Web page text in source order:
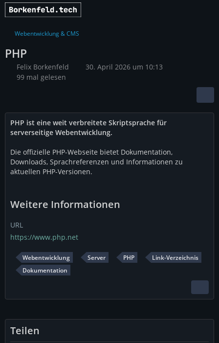
Webentwicklung & CMS
PHP
Felix Borkenfeld
30. April 2026 um 10:13
99 mal gelesen
PHP ist eine weit verbreitete Skriptsprache für
serverseitige Webentwicklung.
Die offizielle PHP-Webseite bietet Dokumentation,
Downloads, Sprachreferenzen und Informationen zu
aktuellen PHP-Versionen.
Weitere Informationen
URL
https://www.php.net
Webentwicklung Server PHP
Link-Verzeichnis
Dokumentation
Teilen